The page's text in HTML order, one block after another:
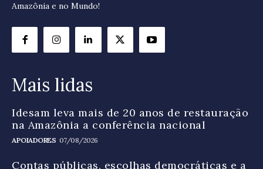
Amazônia e no Mundo!
Mais lidas
Idesam leva mais de 20 anos de restauração
na Amazônia a conferência nacional
APOIADORES 07/08/2026
Contas públicas, escolhas democráticas e a